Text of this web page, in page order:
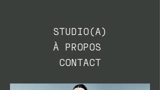
STUDIO(A)
À PROPOS
CONTACT